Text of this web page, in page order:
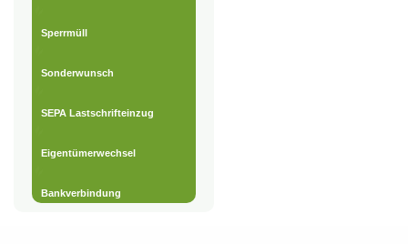
Sperrmüll
Sonderwunsch
SEPA Lastschrifteinzug
Eigentümerwechsel
Bankverbindung